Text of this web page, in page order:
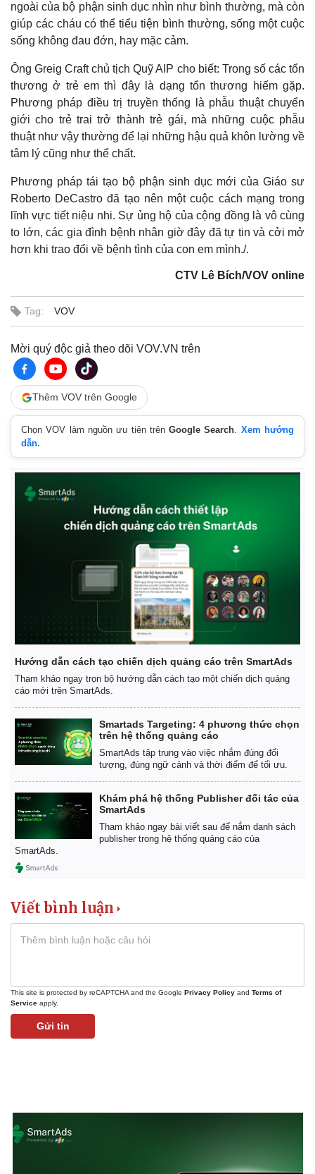
Thế giới
Quan sát
Cuộc sống đó đây
Multimedia
Video
E-Magazine
Infographic
Bất động sản
Khởi nghiệp
Giá vàng
Tiêu dùng
Giá cà phê
ngoài của bộ phận sinh dục nhìn như bình thường, mà còn
giúp các cháu có thể tiểu tiện bình thường, sống một cuộc
sống không đau đớn, hay mặc cảm.
Ông Greig Craft chủ tịch Quỹ AIP cho biết: Trong số các tổn
thương ở trẻ em thì đây là dạng tổn thương hiếm gặp.
Phương pháp điều trị truyền thống là phẫu thuật chuyển
giới cho trẻ trai trở thành trẻ gái, mà những cuộc phẫu
thuật như vậy thường để lại những hậu quả khôn lường về
tâm lý cũng như thể chất.
Phương pháp tái tạo bộ phận sinh dục mới của Giáo sư
Roberto DeCastro đã tạo nên một cuộc cách mạng trong
lĩnh vực tiết niệu nhi. Sự ủng hộ của cộng đồng là vô cùng
to lớn, các gia đình bệnh nhân giờ đây đã tự tin và cởi mở
hơn khi trao đổi về bệnh tình của con em mình./.
CTV Lê Bích/VOV online
Tag: VOV
Mời quý độc giả theo dõi VOV.VN trên
Thêm VOV trên Google
Chọn VOV làm nguồn ưu tiên trênGoogle Search. Xem hướng
dẫn.
Hướng dẫn cách tạo chiến dịch quảng cáo trên SmartAds
Tham khảo ngay trọn bộ hướng dẫn cách tạo một chiến dịch quảng
cáo mới trên SmartAds.
Smartads Targeting: 4 phương thức chọn
trên hệ thống quảng cáo
SmartAds tập trung vào việc nhắm đúng đối
tượng, đúng ngữ cảnh và thời điểm để tối ưu.
Khám phá hệ thống Publisher đối tác của
SmartAds
Tham khảo ngay bài viết sau để nắm danh sách
publisher trong hệ thống quảng cáo của
SmartAds.
Viết bình luận
This site is protected by reCAPTCHA and the Google Privacy Policy and Terms of
Service apply.
Gửi tin